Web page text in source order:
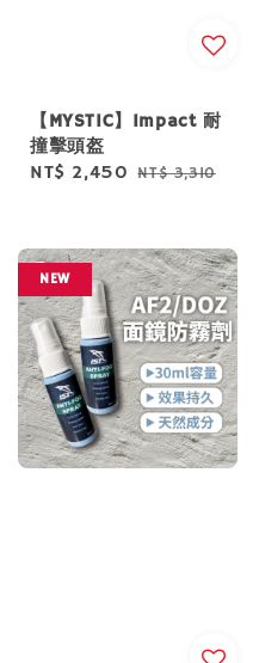
【MYSTIC】Impact 耐
撞擊頭盔
Sale
NT$ 2,450 Regular
NT$ 3,310
NEW